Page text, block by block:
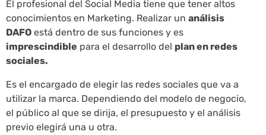
El profesional del Social Media tiene que tener altos
conocimientos en Marketing. Realizar un análisis
DAFO está dentro de sus funciones y es
imprescindible para el desarrollo del plan en redes
sociales.
Es el encargado de elegir las redes sociales que va a
utilizar la marca. Dependiendo del modelo de negocio,
el público al que se dirija, el presupuesto y el análisis
previo elegirá una u otra.